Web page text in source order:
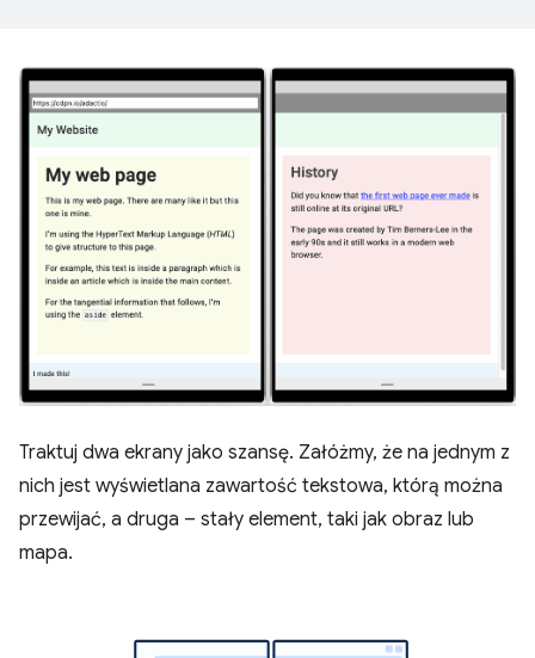
Traktuj dwa ekrany jako szansę. Załóżmy, że na jednym z
nich jest wyświetlana zawartość tekstowa, którą można
przewijać, a druga – stały element, taki jak obraz lub
mapa.